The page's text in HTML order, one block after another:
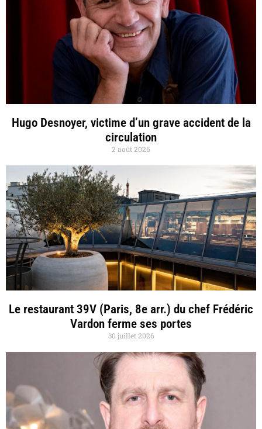
Hugo Desnoyer, victime d’un grave accident de la
circulation
2 août 2026
Le restaurant 39V (Paris, 8e arr.) du chef Frédéric
Vardon ferme ses portes
30 juillet 2026